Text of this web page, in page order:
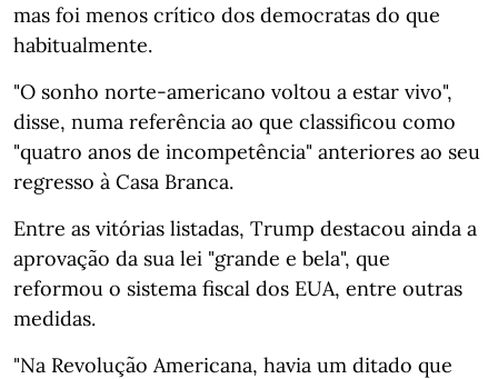
mas foi menos crítico dos democratas do que
habitualmente.
"O sonho norte-americano voltou a estar vivo",
disse, numa referência ao que classificou como
"quatro anos de incompetência" anteriores ao seu
regresso à Casa Branca.
Entre as vitórias listadas, Trump destacou ainda a
aprovação da sua lei "grande e bela", que
reformou o sistema fiscal dos EUA, entre outras
medidas.
"Na Revolução Americana, havia um ditado que